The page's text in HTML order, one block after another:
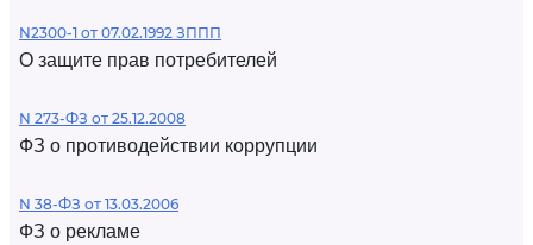
N2300-1 от 07.02.1992 ЗППП
О защите прав потребителей
N 273-ФЗ от 25.12.2008
ФЗ о противодействии коррупции
N 38-ФЗ от 13.03.2006
ФЗ о рекламе